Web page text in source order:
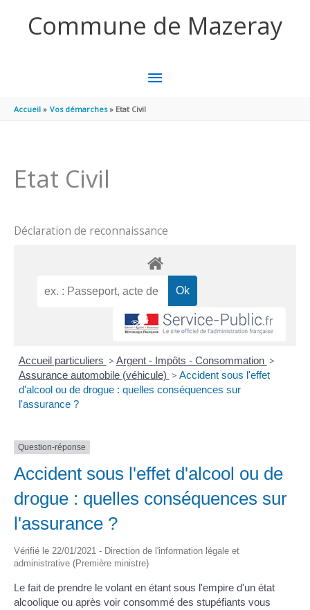
Commune de Mazeray
MENU
PRINCIPAL
Accueil Vos démarches Etat Civil
Etat Civil
Déclaration de reconnaissance
Accueil particuliers > Argent - Impôts - Consommation >
Assurance automobile (véhicule) > Accident sous l'effet
d'alcool ou de drogue : quelles conséquences sur
l'assurance ?
Question-réponse
Accident sous l'effet d'alcool ou de
drogue : quelles conséquences sur
l'assurance ?
Vérifié le 22/01/2021 - Direction de l'information légale et
administrative (Première ministre)
Le fait de prendre le volant en étant sous l'empire d'un état
alcoolique ou après voir consommé des stupéfiants vous